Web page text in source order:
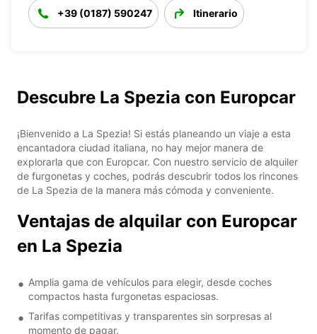
+39 (0187) 590247 Itinerario
Descubre La Spezia con Europcar
¡Bienvenido a La Spezia! Si estás planeando un viaje a esta
encantadora ciudad italiana, no hay mejor manera de
explorarla que con Europcar. Con nuestro servicio de alquiler
de furgonetas y coches, podrás descubrir todos los rincones
de La Spezia de la manera más cómoda y conveniente.
Ventajas de alquilar con Europcar
en La Spezia
Amplia gama de vehículos para elegir, desde coches
compactos hasta furgonetas espaciosas.
Tarifas competitivas y transparentes sin sorpresas al
momento de pagar.